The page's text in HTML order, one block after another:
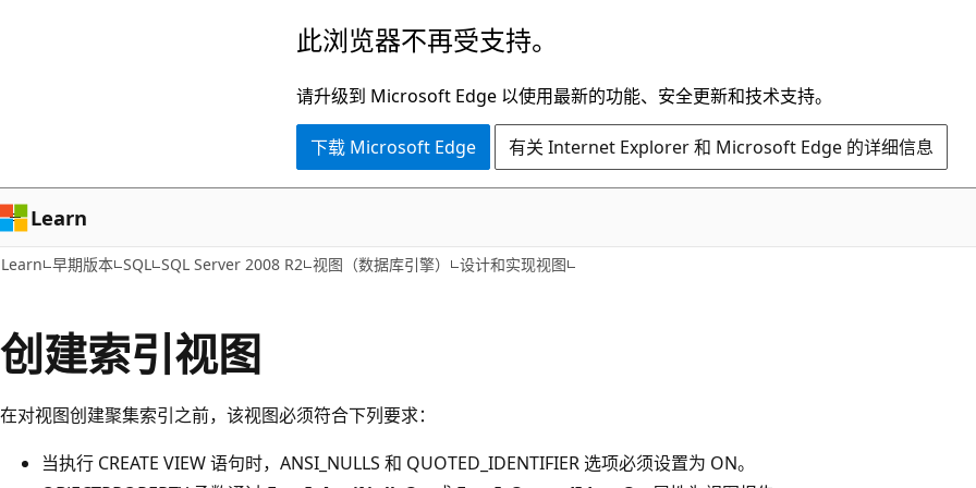
容
此浏览器不再受支持。
请升级到 Microsoft Edge 以使用最新的功能、安全更新和技术支持。
下载 Microsoft Edge 有关 Internet Explorer 和 Microsoft Edge 的详细信息
Learn
Learn 早期版本 SQL SQL Server 2008 R2 视图（数据库引擎） 设计和实现视图
创建索引视图
在对视图创建聚集索引之前，该视图必须符合下列要求：
当执行 CREATE VIEW 语句时，ANSI_NULLS 和 QUOTED_IDENTIFIER 选项必须设置为 ON。